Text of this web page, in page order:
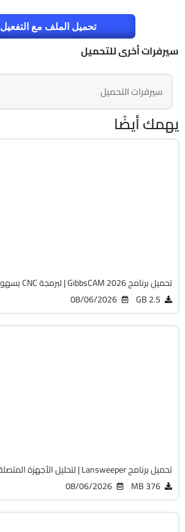
تحميل الملف مع التفعيل
سيرفرات أخرى للتحميل
سيرفرات التحميل
يهمك أيضًا
تحميل برنامج GibbsCAM 2026 | لبرمجة CNC بسهولة
2.5 GB
08/06/2026
تحميل برنامج Lansweeper | لتحليل الأجهزة المتصلة بالشبكة
376 MB
08/06/2026